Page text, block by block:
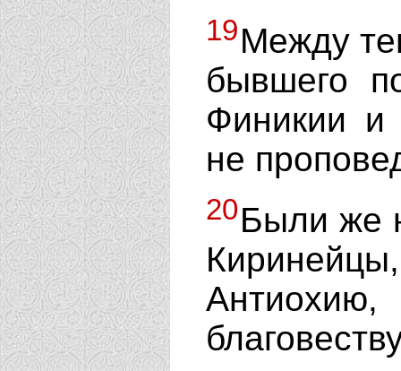
19Между
бывшего
Финикии и
не
20Были же